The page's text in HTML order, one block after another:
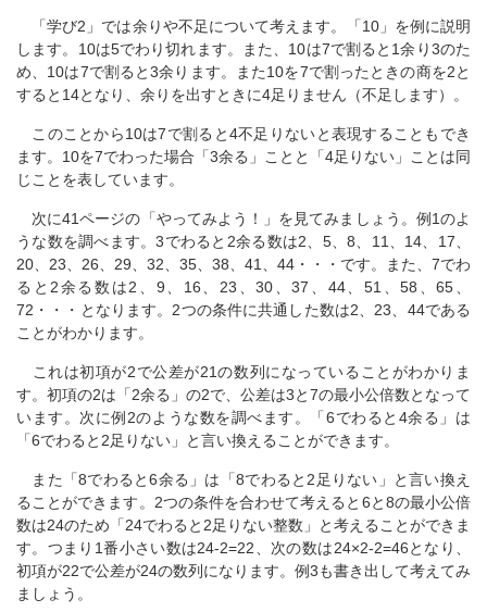
「学び2」では余りや不足について考えます。「10」を例に説明
します。10は5でわり切れます。また、10は7で割ると1余り3のた
め、10は7で割ると3余ります。また10を7で割ったときの商を2と
すると14となり、余りを出すときに4足りません（不足します）。
このことから10は7で割ると4不足りないと表現することもでき
ます。10を7でわった場合「3余る」ことと「4足りない」ことは同
じことを表しています。
次に41ページの「やってみよう！」を見てみましょう。例1のよ
うな数を調べます。3でわると2余る数は2、5、8、11、14、17、
20、23、26、29、32、35、38、41、44・・・です。また、7でわ
ると2余る数は2、9、16、23、30、37、44、51、58、65、
72・・・となります。2つの条件に共通した数は2、23、44である
ことがわかります。
これは初項が2で公差が21の数列になっていることがわかりま
す。初項の2は「2余る」の2で、公差は3と7の最小公倍数となって
います。次に例2のような数を調べます。「6でわると4余る」は
「6でわると2足りない」と言い換えることができます。
また「8でわると6余る」は「8でわると2足りない」と言い換え
ることができます。2つの条件を合わせて考えると6と8の最小公倍
数は24のため「24でわると2足りない整数」と考えることができま
す。つまり1番小さい数は24-2=22、次の数は24×2-2=46となり、
初項が22で公差が24の数列になります。例3も書き出して考えてみ
ましょう。